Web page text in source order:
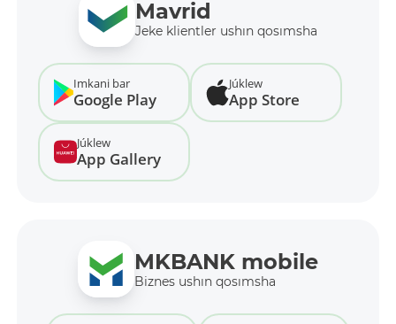
Mavrid
Jeke klientler ushın qosımsha
Imkani bar
Google Play
Júklew
App Store
Júklew
App Gallery
MKBANK mobile
Biznes ushın qosımsha